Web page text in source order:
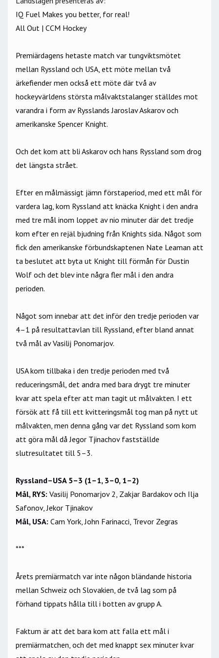
IQ Fuel Makes you better, for real!
All Out | CCM Hockey
Premiärdagens hetaste match var tungviktsmötet
mellan Ryssland och USA, ett möte mellan två
ärkefiender men också ett möte där två av
hockeyvärldens största målvaktstalanger ställdes mot
varandra i form av Rysslands Jaroslav Askarov och
amerikanske Spencer Knight.
Och det kom att bli Askarov och hans Ryssland som drog
det längsta strået.
Efter en målmässigt jämn förstaperiod, med ett mål för
vardera lag, kom Ryssland att knäcka Knight i den andra
med tre mål inom loppet av nio minuter där det tredje
kom efter en rejäl bjudning från Knights sida. Något som
fick den amerikanske förbundskaptenen Nate Leaman att
ta beslutet att byta ut Knight till förmån för Dustin
Wolf och det blev inte några fler mål i den andra
perioden.
Något som innebar att det inför den tredje perioden var
4–1 på resultattavlan till Ryssland, efter bland annat
två mål av Vasilij Ponomarjov.
USA kom tillbaka i den tredje perioden med två
reduceringsmål, det andra med bara drygt tre minuter
kvar att spela efter att man tagit ut målvakten. I ett
försök att få till ett kvitteringsmål tog man på nytt ut
målvakten, men denna gång var det Ryssland som kom
att göra mål då Jegor Tjinachov fastställde
slutresultatet till 5–3.
Ryssland–USA 5–3 (1–1, 3–0, 1–2)
Mål, RYS: Vasilij Ponomarjov 2, Zakjar Bardakov och Ilja
Safonov, Jekor Tjinakov
Mål, USA: Cam York, John Farinacci, Trevor Zegras
***
Årets premiärmatch var inte någon bländande historia
mellan Schweiz och Slovakien, de två lag som på
förhand tippats hålla till i botten av grupp A.
Faktum är att det bara kom att falla ett mål i
premiärmatchen, och det med knappt sex minuter kvar